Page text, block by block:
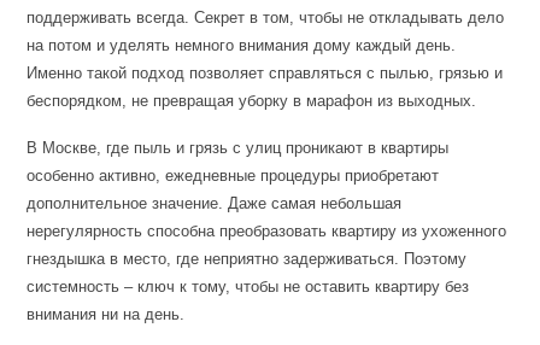
поддерживать всегда. Секрет в том, чтобы не откладывать дело
на потом и уделять немного внимания дому каждый день.
Именно такой подход позволяет справляться с пылью, грязью и
беспорядком, не превращая уборку в марафон из выходных.
В Москве, где пыль и грязь с улиц проникают в квартиры
особенно активно, ежедневные процедуры приобретают
дополнительное значение. Даже самая небольшая
нерегулярность способна преобразовать квартиру из ухоженного
гнездышка в место, где неприятно задерживаться. Поэтому
системность – ключ к тому, чтобы не оставить квартиру без
внимания ни на день.